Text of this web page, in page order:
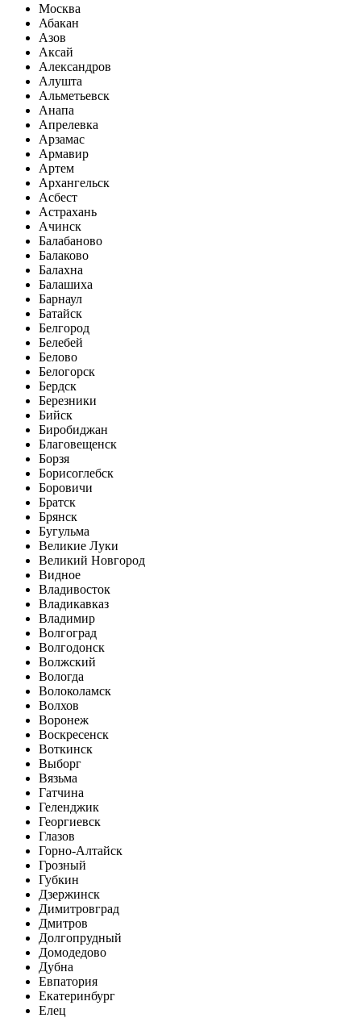
Москва
Абакан
Азов
Аксай
Александров
Алушта
Альметьевск
Анапа
Апрелевка
Арзамас
Армавир
Артем
Архангельск
Асбест
Астрахань
Ачинск
Балабаново
Балаково
Балахна
Балашиха
Барнаул
Батайск
Белгород
Белебей
Белово
Белогорск
Бердск
Березники
Бийск
Биробиджан
Благовещенск
Борзя
Борисоглебск
Боровичи
Братск
Брянск
Бугульма
Великие Луки
Великий Новгород
Видное
Владивосток
Владикавказ
Владимир
Волгоград
Волгодонск
Волжский
Вологда
Волоколамск
Волхов
Воронеж
Воскресенск
Воткинск
Выборг
Вязьма
Гатчина
Геленджик
Георгиевск
Глазов
Горно-Алтайск
Грозный
Губкин
Дзержинск
Димитровград
Дмитров
Долгопрудный
Домодедово
Дубна
Евпатория
Екатеринбург
Елец